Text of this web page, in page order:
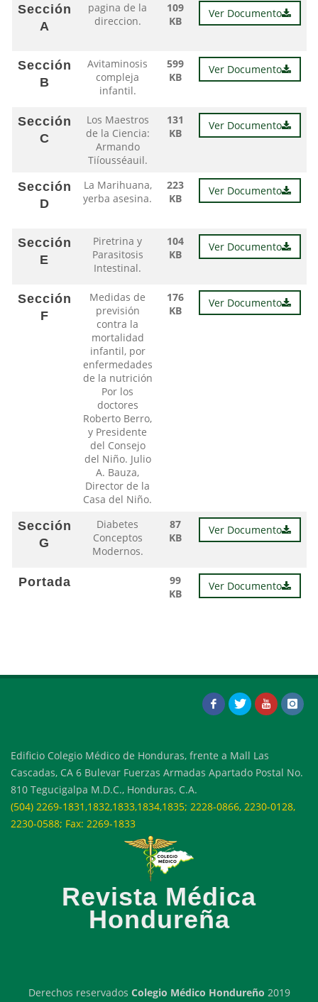
Sección
A
pagina de la
direccion.
109
KB
Ver Documento
Sección
B
Avitaminosis
compleja
infantil.
599
KB
Ver Documento
Sección
C
Los Maestros
de la Ciencia:
Armando
Tiíousséauil.
131
KB
Ver Documento
Sección
D
La Marihuana,
yerba asesina.
223
KB
Ver Documento
Sección
E
Piretrina y
Parasitosis
Intestinal.
104
KB
Ver Documento
Sección
F
Medidas de
previsión
contra la
mortalidad
infantil, por
enfermedades
de la nutrición
Por los
doctores
Roberto Berro,
y Presidente
del Consejo
del Niño. Julio
A. Bauza,
Director de la
Casa del Niño.
176
KB
Ver Documento
Sección
G
Diabetes
Conceptos
Modernos.
87
KB
Ver Documento
Portada
99
KB
Ver Documento
Edificio Colegio Médico de Honduras, frente a Mall Las
Cascadas, CA 6 Bulevar Fuerzas Armadas Apartado Postal No.
810 Tegucigalpa M.D.C., Honduras, C.A.
(504) 2269-1831,1832,1833,1834,1835; 2228-0866, 2230-0128,
2230-0588; Fax: 2269-1833
Revista Médica
Hondureña
Derechos reservados Colegio Médico Hondureño 2019